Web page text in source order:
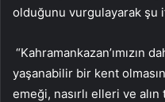
olduğunu vurgulayarak şu
“Kahramankazan’ımızın
yaşanabilir bir kent
emeği, nasırlı elleri ve